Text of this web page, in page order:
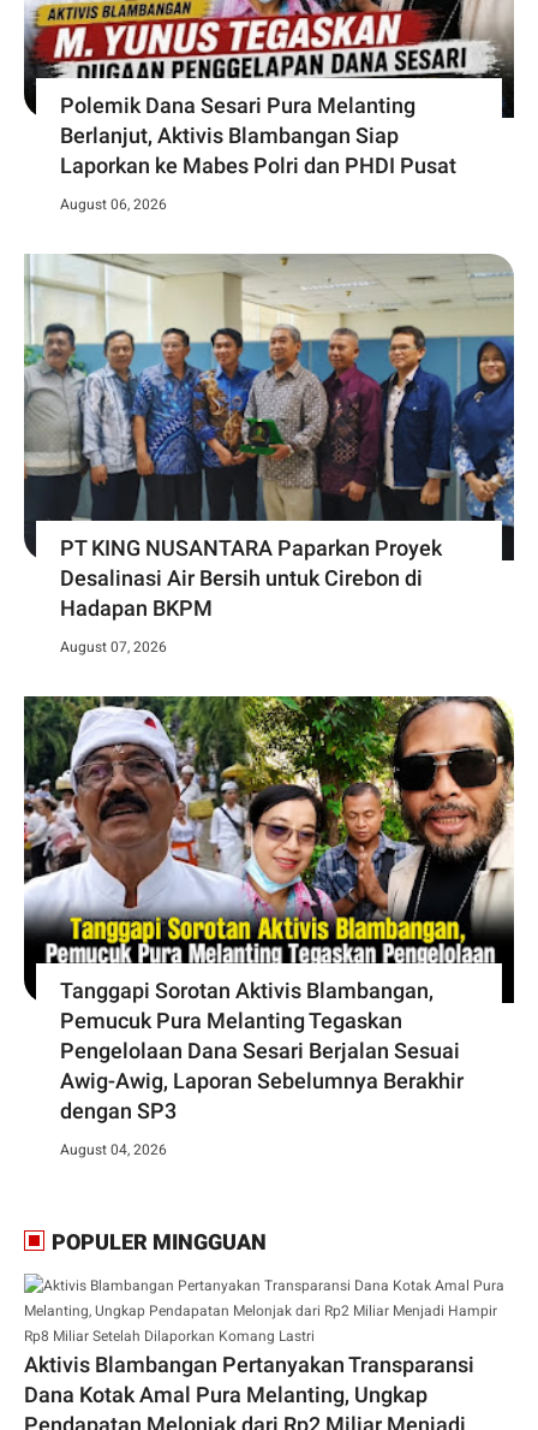
Polemik Dana Sesari Pura Melanting
Berlanjut, Aktivis Blambangan Siap
Laporkan ke Mabes Polri dan PHDI Pusat
August 06, 2026
PT KING NUSANTARA Paparkan Proyek
Desalinasi Air Bersih untuk Cirebon di
Hadapan BKPM
August 07, 2026
Tanggapi Sorotan Aktivis Blambangan,
Pemucuk Pura Melanting Tegaskan
Pengelolaan Dana Sesari Berjalan Sesuai
Awig-Awig, Laporan Sebelumnya Berakhir
dengan SP3
August 04, 2026
POPULER MINGGUAN
Aktivis Blambangan Pertanyakan Transparansi
Dana Kotak Amal Pura Melanting, Ungkap
Pendapatan Melonjak dari Rp2 Miliar Menjadi